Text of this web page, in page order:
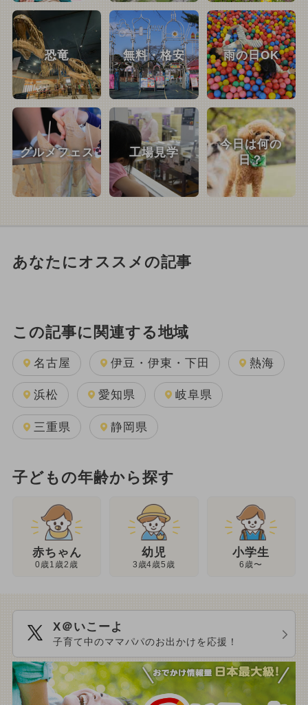
恐竜 無料・格安 雨の日OK
グルメフェス 工場見学
今日は何の
日？
あなたにオススメの記事
この記事に関連する地域
名古屋 伊豆・伊東・下田 熱海
浜松 愛知県 岐阜県
三重県 静岡県
子どもの年齢から探す
赤ちゃん
0歳1歳2歳
幼児
3歳4歳5歳
小学生
6歳〜
X＠いこーよ
子育て中のママパパのお出かけを応援！